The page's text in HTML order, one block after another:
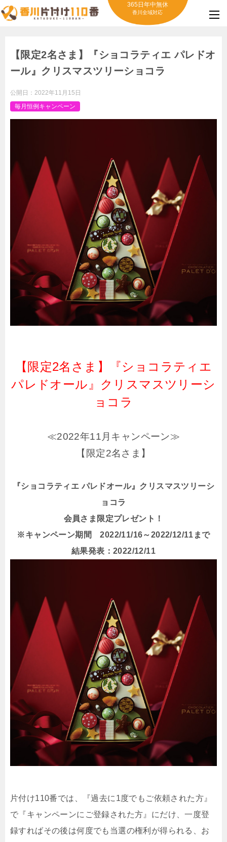
365日年中無休
香川全域対応
【限定2名さま】『ショコラティエ パレドオ
ール』クリスマスツリーショコラ
公開日： 2022年11月15日
毎月恒例キャンペーン
【限定2名さま】『ショコラティエ
パレドオール』クリスマスツリーシ
ョコラ
≪2022年11月キャンペーン≫
【限定2名さま】
『ショコラティエ パレドオール』クリスマスツリーシ
ョコラ
会員さま限定プレゼント！
※キャンペーン期間 2022/11/16～2022/12/11まで
結果発表：2022/12/11
片付け110番では、『過去に1度でもご依頼された方』
で『キャンペーンにご登録された方』にだけ、一度登
録すればその後は何度でも当選の権利が得られる、お